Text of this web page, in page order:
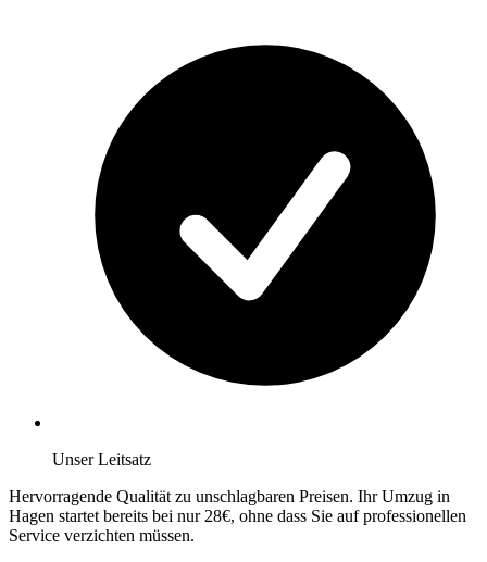
Unser Leitsatz
Hervorragende Qualität zu unschlagbaren Preisen. Ihr Umzug in
Hagen startet bereits bei nur 28€, ohne dass Sie auf professionellen
Service verzichten müssen.